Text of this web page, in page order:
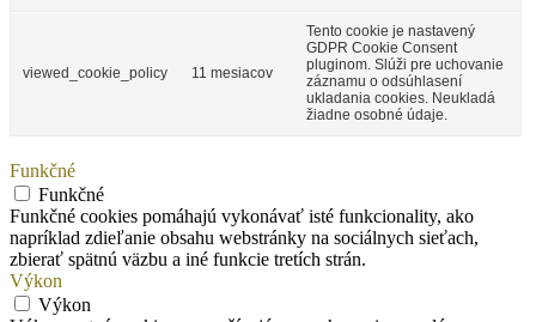
viewed_cookie_policy 11 mesiacov
Tento cookie je nastavený
GDPR Cookie Consent
pluginom. Slúži pre uchovanie
záznamu o odsúhlasení
ukladania cookies. Neukladá
žiadne osobné údaje.
Funkčné
Funkčné
Funkčné cookies pomáhajú vykonávať isté funkcionality, ako
napríklad zdieľanie obsahu webstránky na sociálnych sieťach,
zbierať spätnú väzbu a iné funkcie tretích strán.
Výkon
Výkon